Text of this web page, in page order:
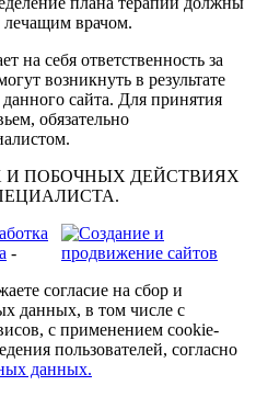
лечащим врачом.
на себя ответственность за
возникнуть в результате
сайта. Для принятия
обязательно
ПОБОЧНЫХ ДЕЙСТВИЯХ
-
согласие на сбор и
данных, в том числе с
с применением cookie-
пользователей, согласно
данных.